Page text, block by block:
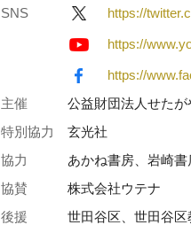
SNS
https://
https://
https://
主催
公益財団法人せた
特別協力
玄光社
協力
あかね書房、岩崎
協賛
株式会社ウテナ
後援
世田谷区、世田谷区